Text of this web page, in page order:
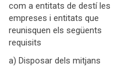
com a entitats de destí les
empreses i entitats que
reunisquen els següents
requisits
a) Disposar dels mitjans